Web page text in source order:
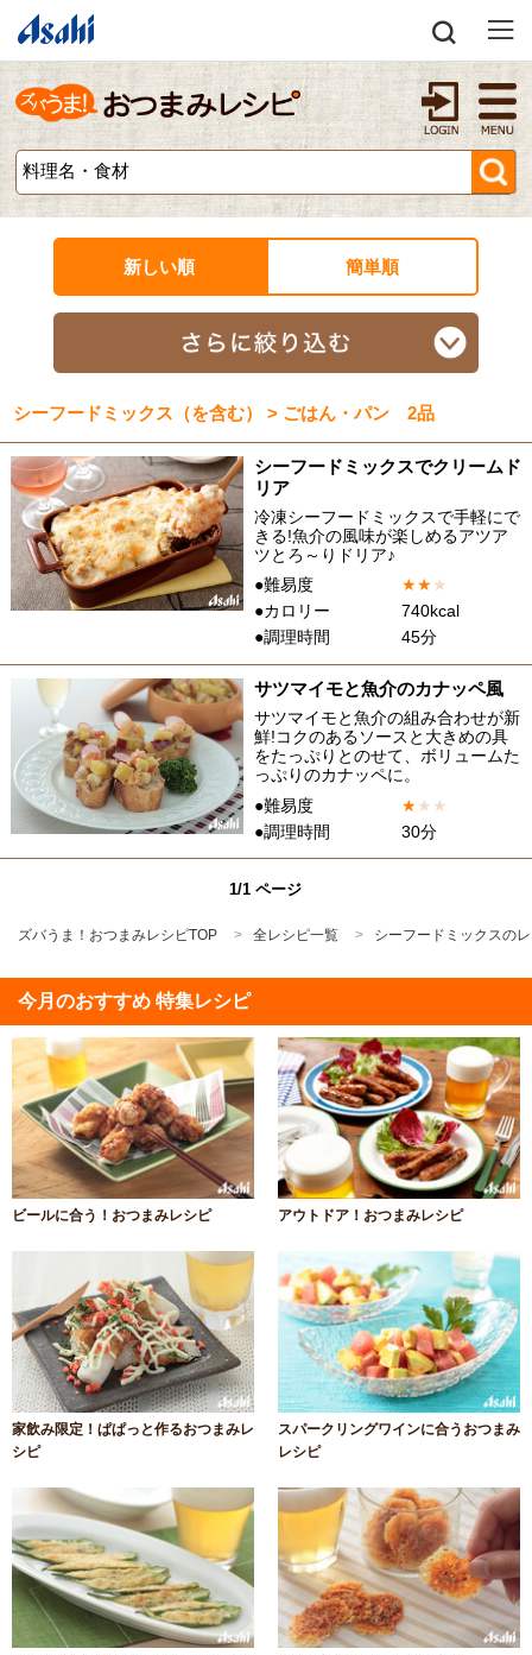
新しい順 簡単順
シーフードミックス（を含む） > ごはん・パン 2品
シーフードミックスでクリームド
リア
冷凍シーフードミックスで手軽にで
きる!魚介の風味が楽しめるアツア
ツとろ～りドリア♪
●難易度
★★★
●カロリー
740kcal
●調理時間
45分
サツマイモと魚介のカナッペ風
サツマイモと魚介の組み合わせが新
鮮!コクのあるソースと大きめの具
をたっぷりとのせて、ボリュームた
っぷりのカナッペに。
●難易度
★★ ★
●調理時間
30分
1/1 ページ
ズバうま！おつまみレシピTOP 全レシピ一覧 シーフードミックスの
今月のおすすめ 特集レシピ
ビールに合う！おつまみレシピ アウトドア！おつまみレシピ
家飲み限定！ぱぱっと作るおつまみレ
シピ
スパークリングワインに合うおつまみ
レシピ